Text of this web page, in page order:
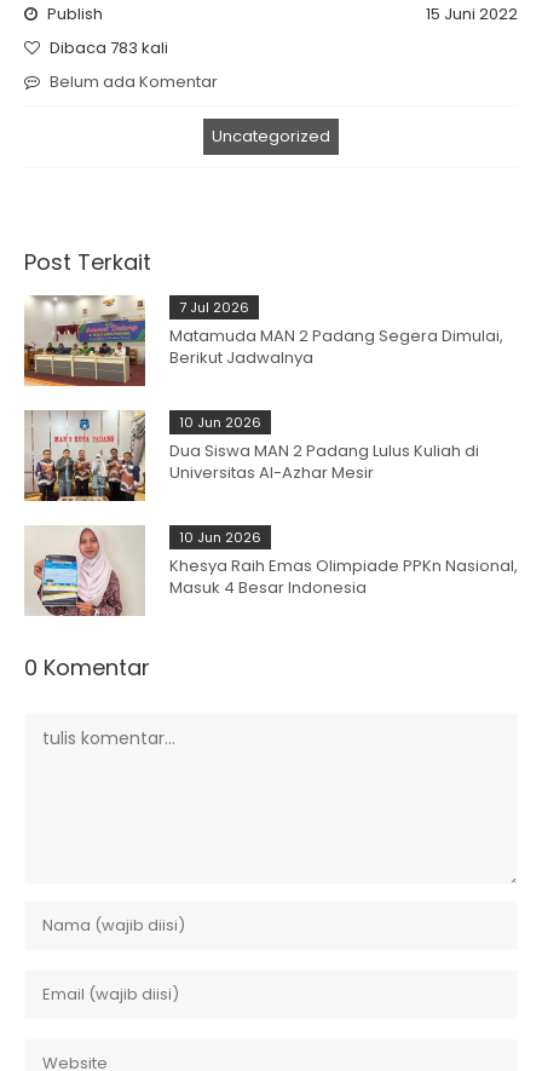
Publish
15 Juni 2022
Dibaca 783 kali
Belum ada Komentar
Uncategorized
Post Terkait
7 Jul 2026
Matamuda MAN 2 Padang Segera Dimulai,
Berikut Jadwalnya
10 Jun 2026
Dua Siswa MAN 2 Padang Lulus Kuliah di
Universitas Al-Azhar Mesir
10 Jun 2026
Khesya Raih Emas Olimpiade PPKn Nasional,
Masuk 4 Besar Indonesia
0 Komentar